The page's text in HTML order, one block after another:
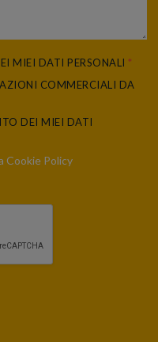
MIEI DATI PERSONALI *
COMMERCIALI DA
DEI MIEI DATI
Cookie Policy